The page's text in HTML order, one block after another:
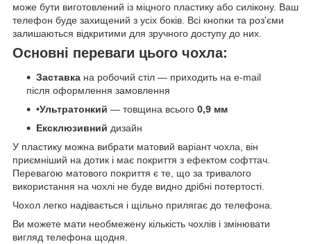
може бути виготовлений із міцного пластику або силікону. Ваш
телефон буде захищений з усіх боків. Всі кнопки та роз'єми
залишаються відкритими для зручного доступу до них.
Основні переваги цього чохла:
Заставка на робочий стіл — приходить на e-mail
після оформлення замовлення
•Ультратонкий — товщина всього 0,9 мм
Ексклюзивний дизайн
У пластику можна вибрати матовий варіант чохла, він
приємніший на дотик і має покриття з ефектом софттач.
Перевагою матового покриття є те, що за тривалого
використання на чохлі не буде видно дрібні потертості.
Чохол легко надівається і щільно прилягає до телефона.
Ви можете мати необмежену кількість чохлів і змінювати
вигляд телефона щодня.